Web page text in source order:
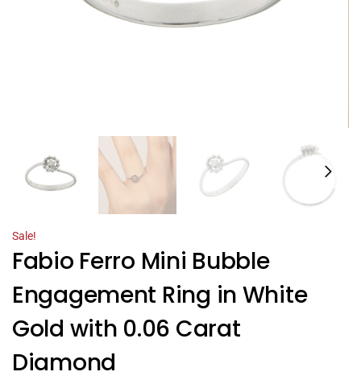
Sale!
Fabio Ferro Mini Bubble
Engagement Ring in White
Gold with 0.06 Carat
Diamond